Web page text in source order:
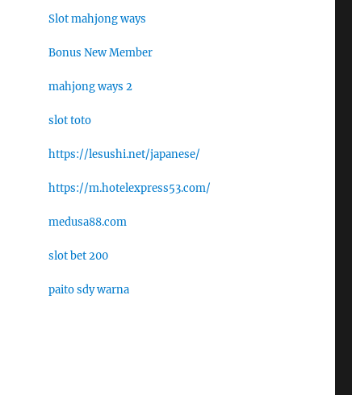
Slot mahjong ways
Bonus New Member
mahjong ways 2
slot toto
https://lesushi.net/japanese/
https://m.hotelexpress53.com/
medusa88.com
slot bet 200
paito sdy warna